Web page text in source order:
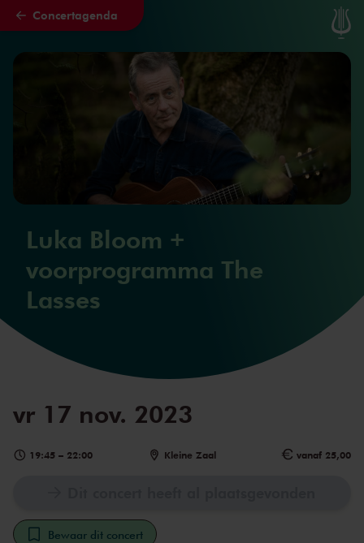
Naar hoofdcontent
Concertagenda
Luka Bloom +
voorprogramma The
Lasses
vr 17 nov. 2023
19:45 – 22:00 Kleine Zaal vanaf 25,00
Bewaar dit concert